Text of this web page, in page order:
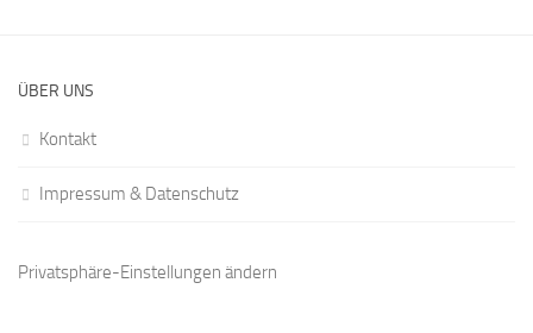
ÜBER UNS
Kontakt
Impressum & Datenschutz
Privatsphäre-Einstellungen ändern